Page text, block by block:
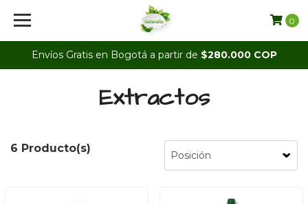
Envíos Gratis en Bogotá a partir de $280.000 COP
0
Extractos
6 Producto(s)